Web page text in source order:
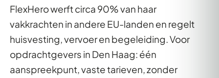
FlexHero werft circa 90% van haar
vakkrachten in andere EU-landen en regelt
huisvesting, vervoer en begeleiding. Voor
opdrachtgevers in Den Haag: één
aanspreekpunt, vaste tarieven, zonder